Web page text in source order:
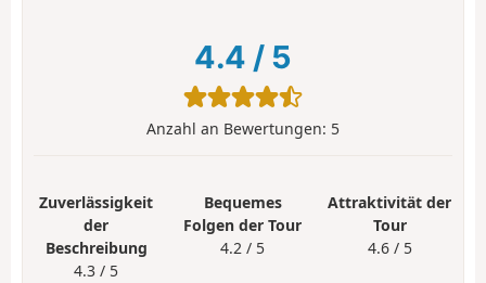
4.4 / 5
Anzahl an Bewertungen: 5
Zuverlässigkeit
der
Beschreibung
4.3 / 5
Bequemes
Folgen der Tour
4.2 / 5
Attraktivität der
Tour
4.6 / 5